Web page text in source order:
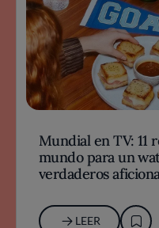
Mundial en TV: 11
mundo para un
verdaderos
LEER